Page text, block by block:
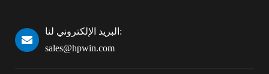
البريد الإلكتروني لنا:
sales@hpwin.com